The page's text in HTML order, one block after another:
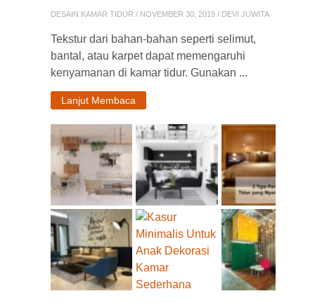
DESAIN KAMAR TIDUR / NOVEMBER 30, 2019 / DEVI JUWITA
Tekstur dari bahan-bahan seperti selimut,
bantal, atau karpet dapat memengaruhi
kenyamanan di kamar tidur. Gunakan ...
Lanjut Membaca